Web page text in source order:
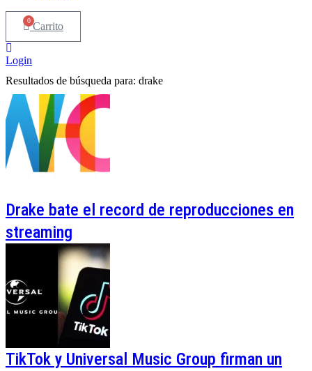
0 Carrito
Login
Resultados de búsqueda para: drake
Drake bate el record de reproducciones en
streaming
TikTok y Universal Music Group firman un